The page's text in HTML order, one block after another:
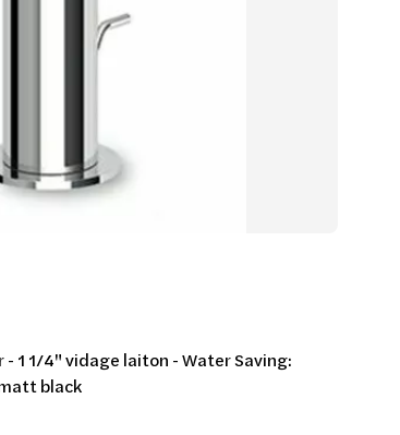
1 1/4" vidage laiton - Water Saving:
black